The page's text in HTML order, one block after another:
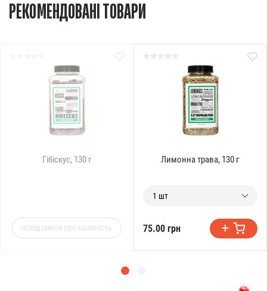
РЕКОМЕНДОВАНІ ТОВАРИ
Гібіскус, 130 г
повідомити про наявність
Лимонна трава, 130 г
1 шт
75.00 грн